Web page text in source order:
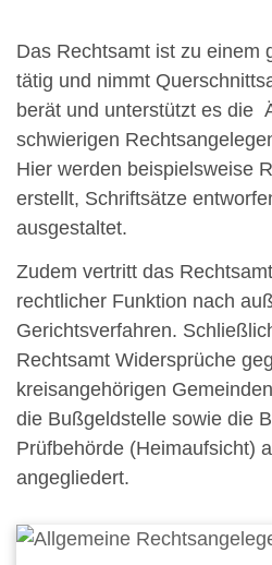
Das Rechtsamt ist zu einem
tätig und nimmt
berät und unterstützt es die
schwierigen
Hier werden beispielsweise
erstellt, Schriftsätze
ausgestaltet.
Zudem vertritt das
rechtlicher Funktion nach
Gerichtsverfahren.
Rechtsamt Widersprüche
kreisangehörigen
die Bußgeldstelle sowie die
Prüfbehörde (Heimaufsicht)
angegliedert.